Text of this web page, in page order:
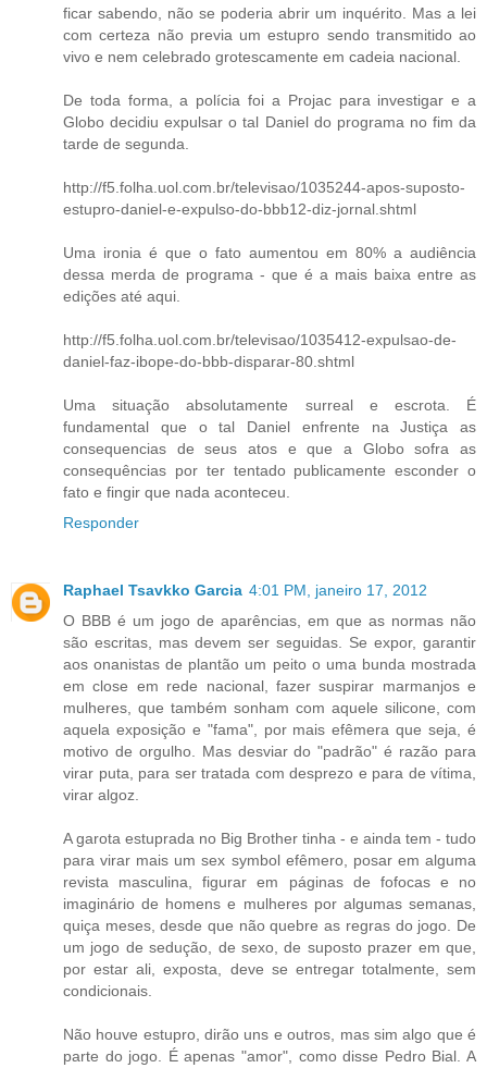
ficar sabendo, não se poderia abrir um inquérito. Mas a lei
com certeza não previa um estupro sendo transmitido ao
vivo e nem celebrado grotescamente em cadeia nacional.
De toda forma, a polícia foi a Projac para investigar e a
Globo decidiu expulsar o tal Daniel do programa no fim da
tarde de segunda.
http://f5.folha.uol.com.br/televisao/1035244-apos-suposto-
estupro-daniel-e-expulso-do-bbb12-diz-jornal.shtml
Uma ironia é que o fato aumentou em 80% a audiência
dessa merda de programa - que é a mais baixa entre as
edições até aqui.
http://f5.folha.uol.com.br/televisao/1035412-expulsao-de-
daniel-faz-ibope-do-bbb-disparar-80.shtml
Uma situação absolutamente surreal e escrota. É
fundamental que o tal Daniel enfrente na Justiça as
consequencias de seus atos e que a Globo sofra as
consequências por ter tentado publicamente esconder o
fato e fingir que nada aconteceu.
Responder
Raphael Tsavkko Garcia 4:01 PM, janeiro 17, 2012
O BBB é um jogo de aparências, em que as normas não
são escritas, mas devem ser seguidas. Se expor, garantir
aos onanistas de plantão um peito o uma bunda mostrada
em close em rede nacional, fazer suspirar marmanjos e
mulheres, que também sonham com aquele silicone, com
aquela exposição e "fama", por mais efêmera que seja, é
motivo de orgulho. Mas desviar do "padrão" é razão para
virar puta, para ser tratada com desprezo e para de vítima,
virar algoz.
A garota estuprada no Big Brother tinha - e ainda tem - tudo
para virar mais um sex symbol efêmero, posar em alguma
revista masculina, figurar em páginas de fofocas e no
imaginário de homens e mulheres por algumas semanas,
quiça meses, desde que não quebre as regras do jogo. De
um jogo de sedução, de sexo, de suposto prazer em que,
por estar ali, exposta, deve se entregar totalmente, sem
condicionais.
Não houve estupro, dirão uns e outros, mas sim algo que é
parte do jogo. É apenas "amor", como disse Pedro Bial. A